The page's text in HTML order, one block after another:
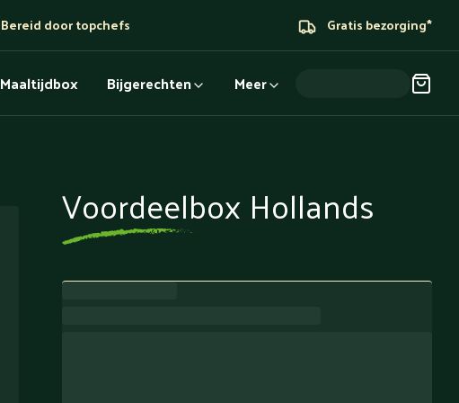
Bereid door topchefs Gratis bezorging*
Maaltijdbox Bijgerechten Meer
Voordeelbox Hollands